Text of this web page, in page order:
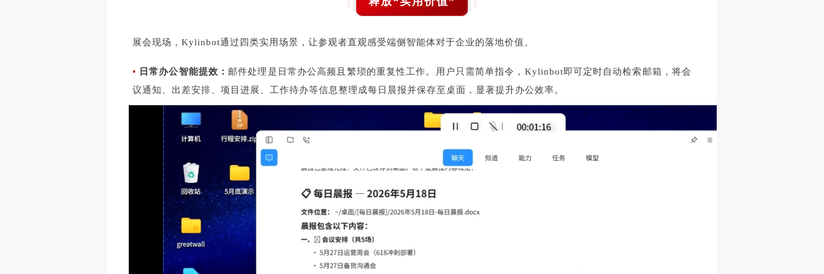
展会现场，Kylinbot通过四类实用场景，让参观者直观感受端侧智能体对于企业的落地价值。
• 日常办公智能提效 ： 邮件处理是日常办公高频且繁琐的重复性工作。用户只需简单指令，Kylinbot即可定时自动检索邮箱，将会
议通知、出差安排、项目进展、工作待办等信息整理成每日晨报并保存至桌面，显著提升办公效率。